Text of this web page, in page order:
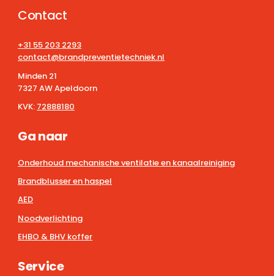
Contact
+31 55 203 2293
contact@brandpreventietechniek.nl
Minden 21
7327 AW Apeldoorn
KVK: 72888180
Ga naar
Onderhoud mechanische ventilatie en kanaalreiniging
Brandblusser en haspel
AED
Noodverlichting
EHBO & BHV koffer
Service